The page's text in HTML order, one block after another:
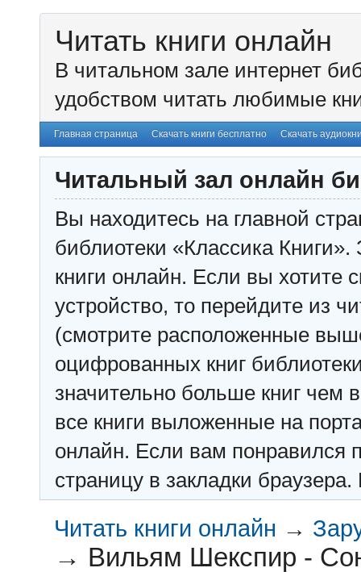
Читать книги онлайн
В читальном зале интернет
удобством читать любимые
Главная страница Скачать книги бесплатно Скачать
Читальный зал онлайн
Вы находитесь на главной
библиотеки «Классика
книги онлайн. Если вы хотите
устройство, то перейдите из
(смотрите расположенные
оцифрованных книг
значительно больше книг чем
все книги выложенные на
онлайн. Если вам понравился
страницу в закладки
Читать книги онлайн →
→ Вильям Шекспир -